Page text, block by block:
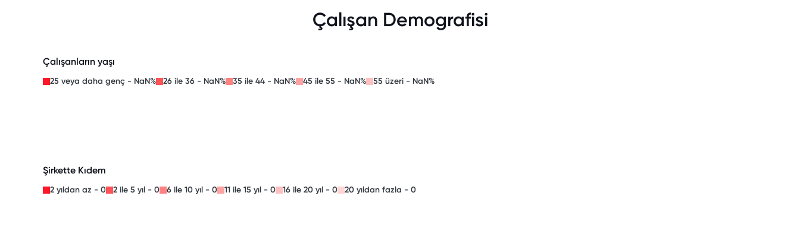
Çalışan Demografisi
Çalışanların yaşı
25 veya daha genç - NaN% 26 ile 36 - NaN% 35 ile 44 - NaN% 45 ile 55 - NaN% 55 üzeri - NaN%
Şirkette Kıdem
2 yıldan az - 0 2 ile 5 yıl - 0 6 ile 10 yıl - 0 11 ile 15 yıl - 0 16 ile 20 yıl - 0 20 yıldan fazla - 0